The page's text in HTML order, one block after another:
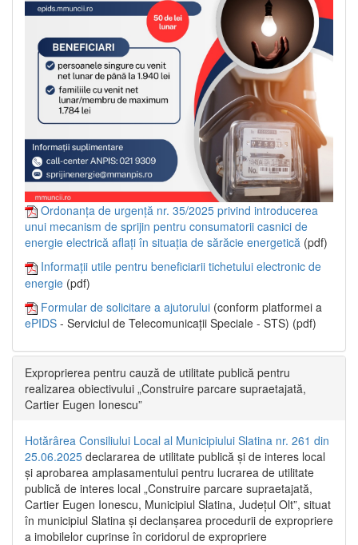
Ordonanța de urgență nr. 35/2025 privind introducerea
unui mecanism de sprijin pentru consumatorii casnici de
energie electrică aflați în situația de sărăcie energetică (pdf)
Informații utile pentru beneficiarii tichetului electronic de
energie (pdf)
Formular de solicitare a ajutorului (conform platformei a
ePIDS - Serviciul de Telecomunicații Speciale - STS) (pdf)
Exproprierea pentru cauză de utilitate publică pentru
realizarea obiectivului „Construire parcare supraetajată,
Cartier Eugen Ionescu”
Hotărârea Consiliului Local al Municipiului Slatina nr. 261 din
25.06.2025 declararea de utilitate publică și de interes local
și aprobarea amplasamentului pentru lucrarea de utilitate
publică de interes local „Construire parcare supraetajată,
Cartier Eugen Ionescu, Municipiul Slatina, Județul Olt”, situat
în municipiul Slatina și declanșarea procedurii de expropriere
a imobilelor cuprinse în coridorul de expropriere